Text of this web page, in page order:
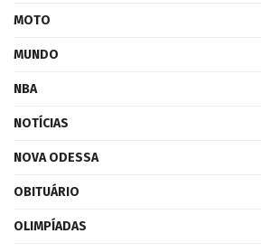
MOTO
MUNDO
NBA
NOTÍCIAS
NOVA ODESSA
OBITUÁRIO
OLIMPÍADAS